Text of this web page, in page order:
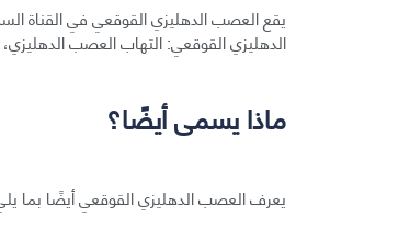
يقع العصب الدهليزي القوقعي في القناة
الدهليزي القوقعي: التهاب العصب
ماذا يسمى أيضًا؟
يعرف العصب الدهليزي القوقعي أيضًا بما